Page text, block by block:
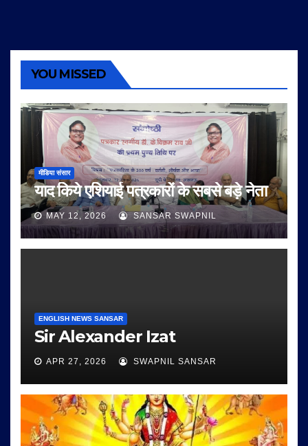
YOU MISSED
मीडिया संसार
याद किये एशियाई पत्रकारों के सबसे बड़े नेता
MAY 12, 2026 SANSAR SWAPNIL
ENGLISH NEWS SANSAR
Sir Alexander Izat
APR 27, 2026 SWAPNIL SANSAR